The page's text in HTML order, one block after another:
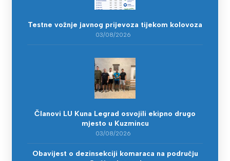
Testne vožnje javnog prijevoza tijekom kolovoza
03/08/2026
Članovi LU Kuna Legrad osvojili ekipno drugo
mjesto u Kuzmincu
03/08/2026
Obavijest o dezinsekciji komaraca na području